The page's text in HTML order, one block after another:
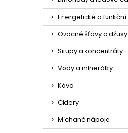
Energetické a funkční
Ovocné šťávy a džusy
Sirupy a koncentráty
Vody a minerálky
Káva
Cidery
Míchané nápoje